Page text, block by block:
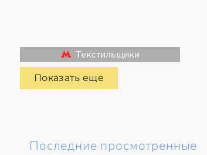
Текстильщики
Показать еще
Последние просмотренные